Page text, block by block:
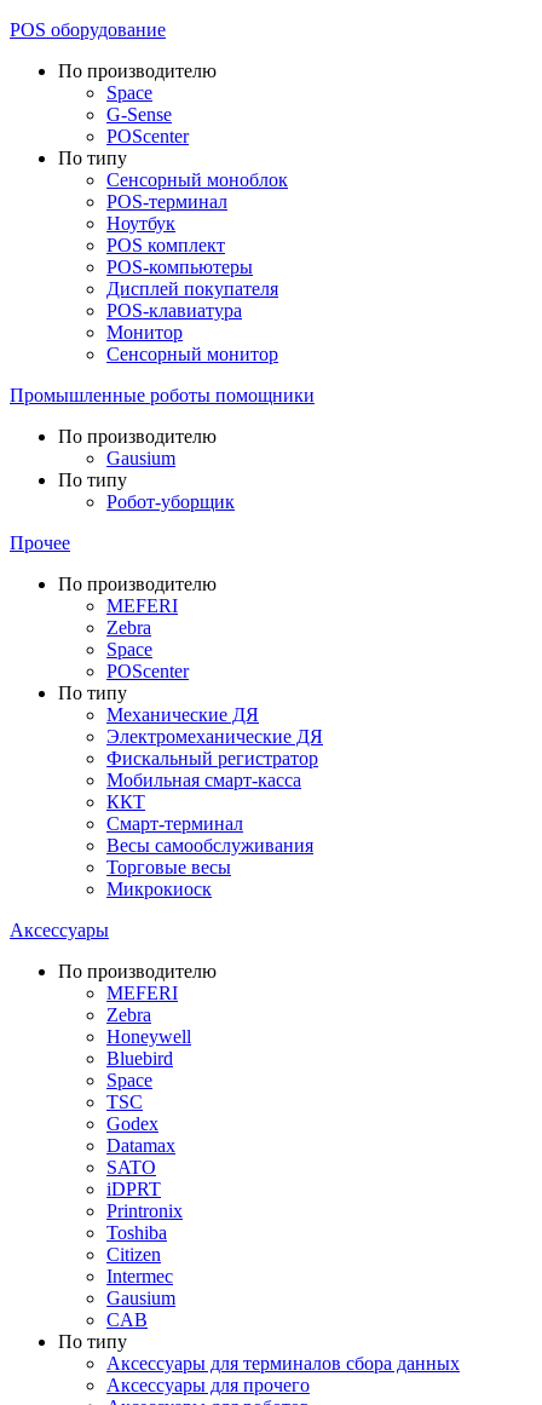
POS оборудование
По производителю
Space
G-Sense
POScenter
По типу
Сенсорный моноблок
POS-терминал
Ноутбук
POS комплект
POS-компьютеры
Дисплей покупателя
POS-клавиатура
Монитор
Сенсорный монитор
Промышленные роботы помощники
По производителю
Gausium
По типу
Робот-уборщик
Прочее
По производителю
MEFERI
Zebra
Space
POScenter
По типу
Механические ДЯ
Электромеханические ДЯ
Фискальный регистратор
Мобильная смарт-касса
ККТ
Смарт-терминал
Весы самообслуживания
Торговые весы
Микрокиоск
Аксессуары
По производителю
MEFERI
Zebra
Honeywell
Bluebird
Space
TSC
Godex
Datamax
SATO
iDPRT
Printronix
Toshiba
Citizen
Intermec
Gausium
CAB
По типу
Аксессуары для терминалов сбора данных
Аксессуары для прочего